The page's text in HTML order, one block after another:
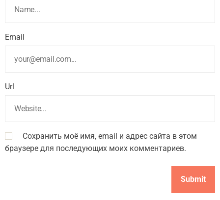
Email
Url
Сохранить моё имя, email и адрес сайта в этом
браузере для последующих моих комментариев.